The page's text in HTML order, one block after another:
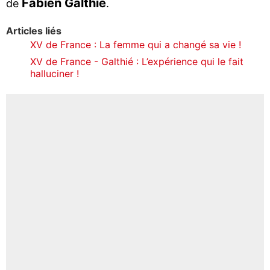
de .
Articles liés
XV de France : La femme qui a changé sa vie !
XV de France - Galthié : L’expérience qui le fait
halluciner !